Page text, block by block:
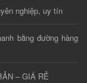
nghiệp, uy tín
bằng đường hàng
– GIÁ RẺ